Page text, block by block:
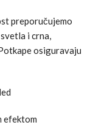
preporučujemo
i crna,
osiguravaju
efektom